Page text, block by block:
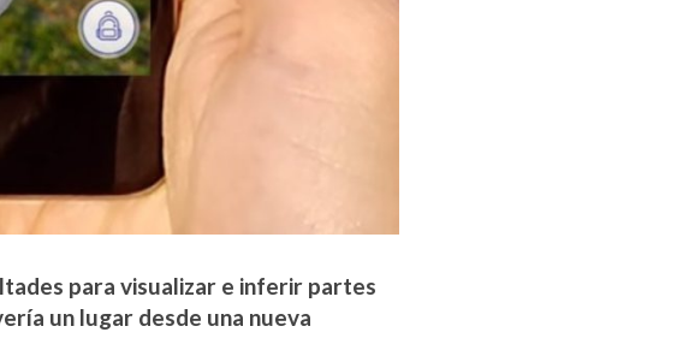
para visualizar e inferir partes
un lugar desde una nueva